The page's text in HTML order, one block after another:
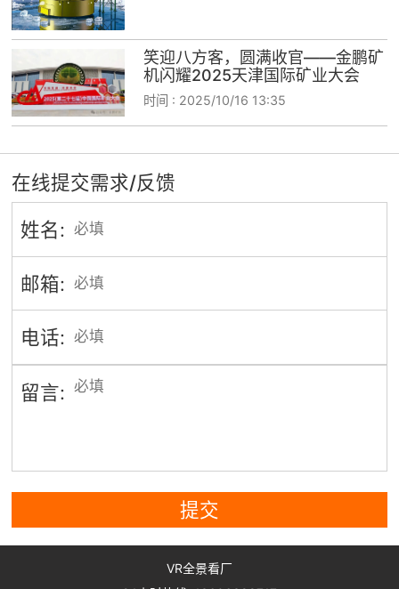
笑迎八方客，圆满收官——金鹏矿
机闪耀2025天津国际矿业大会
时间 : 2025/10/16 13:35
在线提交需求/反馈
姓名:
邮箱:
电话:
留言:
提交
VR全景看厂